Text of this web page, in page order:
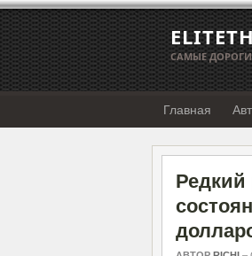
САМЫЕ
Главная
Редкий